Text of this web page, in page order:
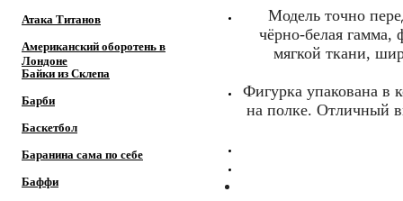
Атака Титанов
Американский оборотень в
Лондоне
Байки из Склепа
Барби
Баскетбол
Баранина сама по себе
Баффи
Модель точно
чёрно‑белая
мягкой ткани,
Фигурка упакована в
на полке. Отличный